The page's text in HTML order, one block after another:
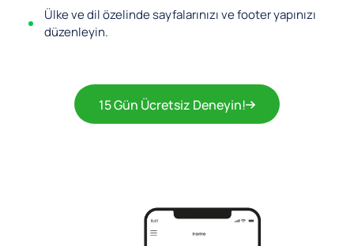
Ülke ve dil özelinde sayfalarınızı ve footer yapınızı
düzenleyin.
15 Gün Ücretsiz Deneyin!